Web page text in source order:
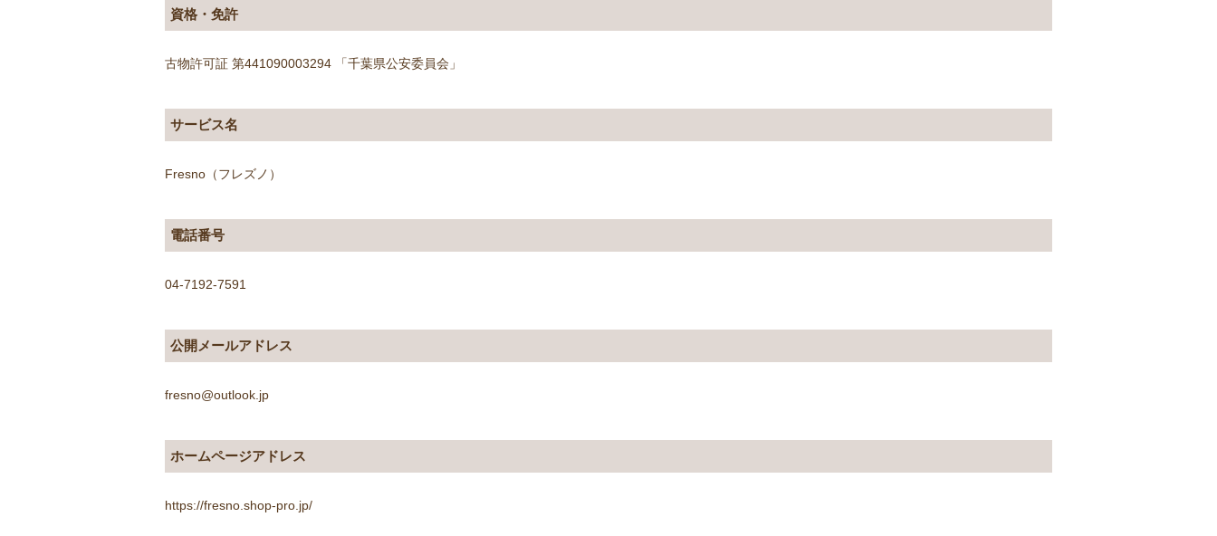
資格・免許
古物許可証 第441090003294 「千葉県公安委員会」
サービス名
Fresno（フレズノ）
電話番号
04-7192-7591
公開メールアドレス
fresno@outlook.jp
ホームページアドレス
https://fresno.shop-pro.jp/